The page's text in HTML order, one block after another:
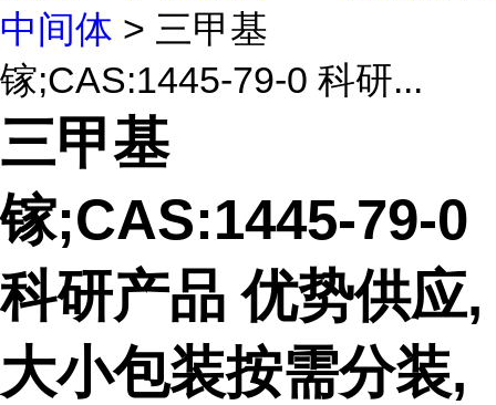
中间体 > 三甲基
镓;CAS:1445-79-0 科研...
三甲基
镓;CAS:1445-79-0
科研产品 优势供应,
大小包装按需分装,